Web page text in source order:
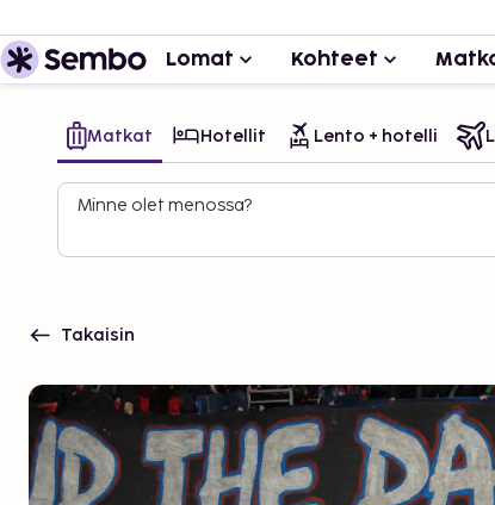
Lomat Kohteet
Matkat Hotellit Lento + hotelli
Minne olet menossa?
Takaisin